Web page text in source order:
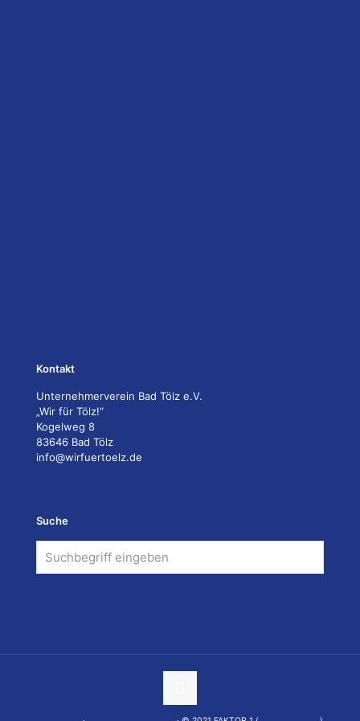
Kontakt
Unternehmerverein Bad Tölz e.V.
„Wir für Tölz!“
Kogelweg 8
83646 Bad Tölz
info@wirfuertoelz.de
Suche